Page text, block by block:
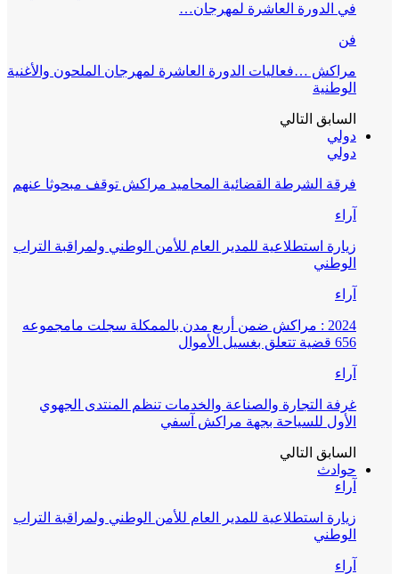
في الدورة العاشرة لمهرجان…
فن
مراكش …فعاليات الدورة العاشرة لمهرجان الملحون والأغنية
الوطنية
السابق التالي
دولي
دولي
فرقة الشرطة القضائية المحاميد مراكش توقف مبحوثا عنهم
آراء
زيارة استطلاعية للمدير العام للأمن الوطني ولمراقبة التراب
الوطني
آراء
2024 : مراكش ضمن أربع مدن بالممكلة سجلت مامجموعه
656 قضية تتعلق بغسيل الأموال
آراء
غرفة التجارة والصناعة والخدمات تنظم المنتدى الجهوي
الأول للسياحة بجهة مراكش آسفي
السابق التالي
حوادث
آراء
زيارة استطلاعية للمدير العام للأمن الوطني ولمراقبة التراب
الوطني
آراء